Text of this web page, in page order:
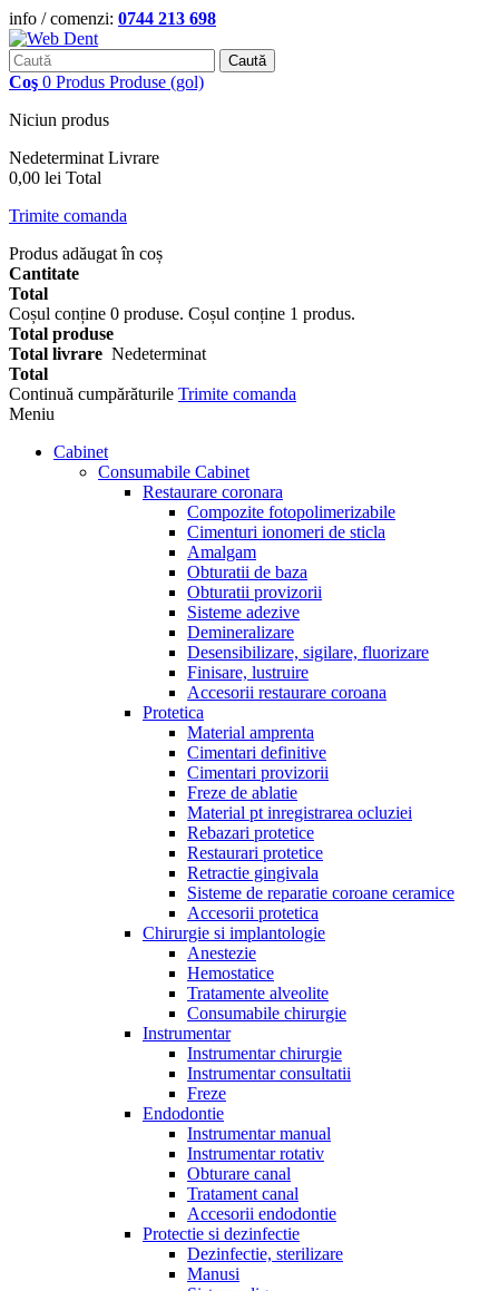
info / comenzi: 0744 213 698
Caută
Coş 0 Produs Produse (gol)
Niciun produs
Nedeterminat Livrare
0,00 lei Total
Trimite comanda
Produs adăugat în coș
Cantitate
Total
Coșul conține 0 produse. Coșul conține 1 produs.
Total produse
Total livrare Nedeterminat
Total
Continuă cumpărăturile Trimite comanda
Meniu
Cabinet
Consumabile Cabinet
Restaurare coronara
Compozite fotopolimerizabile
Cimenturi ionomeri de sticla
Amalgam
Obturatii de baza
Obturatii provizorii
Sisteme adezive
Demineralizare
Desensibilizare, sigilare, fluorizare
Finisare, lustruire
Accesorii restaurare coroana
Protetica
Material amprenta
Cimentari definitive
Cimentari provizorii
Freze de ablatie
Material pt inregistrarea ocluziei
Rebazari protetice
Restaurari protetice
Retractie gingivala
Sisteme de reparatie coroane ceramice
Accesorii protetica
Chirurgie si implantologie
Anestezie
Hemostatice
Tratamente alveolite
Consumabile chirurgie
Instrumentar
Instrumentar chirurgie
Instrumentar consultatii
Freze
Endodontie
Instrumentar manual
Instrumentar rotativ
Obturare canal
Tratament canal
Accesorii endodontie
Protectie si dezinfectie
Dezinfectie, sterilizare
Manusi